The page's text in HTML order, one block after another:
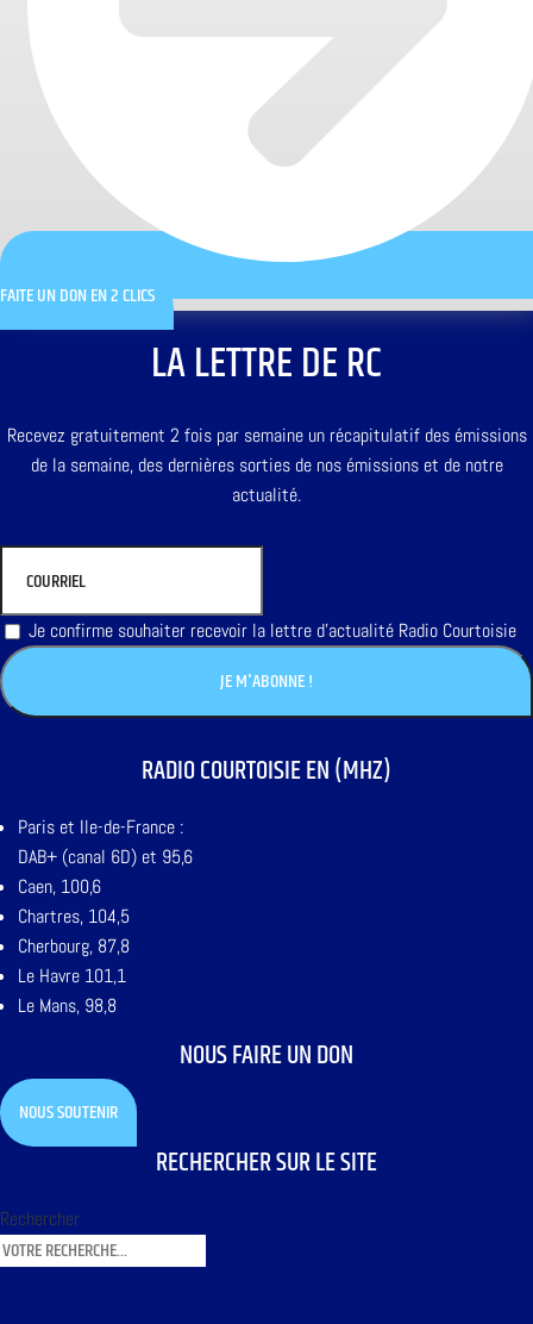
FAITE UN DON EN 2 CLICS
LA LETTRE DE RC
Recevez gratuitement 2 fois par semaine un récapitulatif des émissions
de la semaine, des dernières sorties de nos émissions et de notre
actualité.
Je confirme souhaiter recevoir la lettre d'actualité Radio Courtoisie
RADIO COURTOISIE EN (MHZ)
Paris et Ile-de-France :
DAB+ (canal 6D) et 95,6
Caen, 100,6
Chartres, 104,5
Cherbourg, 87,8
Le Havre 101,1
Le Mans, 98,8
NOUS FAIRE UN DON
NOUS SOUTENIR
RECHERCHER SUR LE SITE
Rechercher